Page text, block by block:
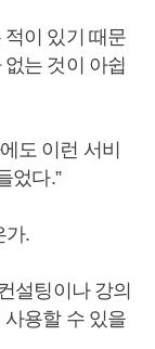
이 있기 때문
는 것이 아쉽
도 이런 서비
었다.”
가.
설팅이나 강의
용할 수 있을